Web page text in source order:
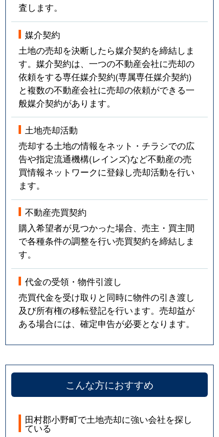
査します。
媒介契約
土地の売却を決断したら媒介契約を締結しま
す。媒介契約は、一つの不動産会社に売却の
依頼をする専任媒介契約(専属専任媒介契約)
と複数の不動産会社に売却の依頼ができる一
般媒介契約があります。
土地売却活動
売却する土地の情報をネット・チラシでの広
告や指定流通機構(レインズ)など不動産の売
買情報ネットワークに登録し売却活動を行い
ます。
不動産売買契約
購入希望者が見つかった場合、売主・買主間
で各種条件の調整を行い売買契約を締結しま
す。
代金の受領・物件引渡し
売買代金を受け取りと同時に物件の引き渡し
及び所有権の移転登記を行います。売却益が
ある場合には、確定申告が必要となります。
こんな方におすすめ
田村郡小野町で土地売却に強い会社を探し
ている